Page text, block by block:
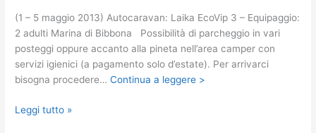
(1 – 5 maggio 2013) Autocaravan: Laika EcoVip 3 – Equipaggio:
2 adulti Marina di Bibbona Possibilità di parcheggio in vari
posteggi oppure accanto alla pineta nell’area camper con
servizi igienici (a pagamento solo d’estate). Per arrivarci
bisogna procedere…Continua a leggere >
Marina
Leggi tutto »